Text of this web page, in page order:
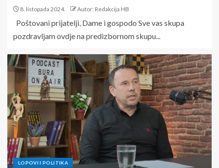
8. listopada 2024. Autor: Redakcija HB
Poštovani prijatelji, Dame i gospodo Sve vas skupa
pozdravljam ovdje na predizbornom skupu...
LOPOVI I POLITIKA